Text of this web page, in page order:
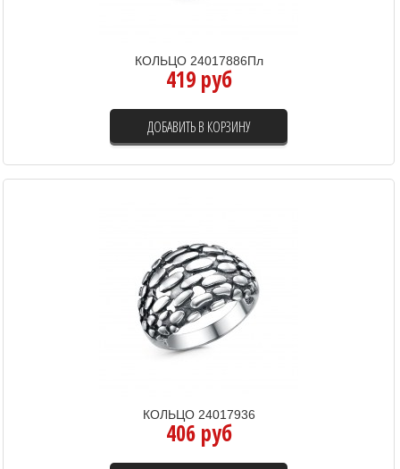
КОЛЬЦО 24017886Пл
419 руб
ДОБАВИТЬ В КОРЗИНУ
КОЛЬЦО 24017936
406 руб